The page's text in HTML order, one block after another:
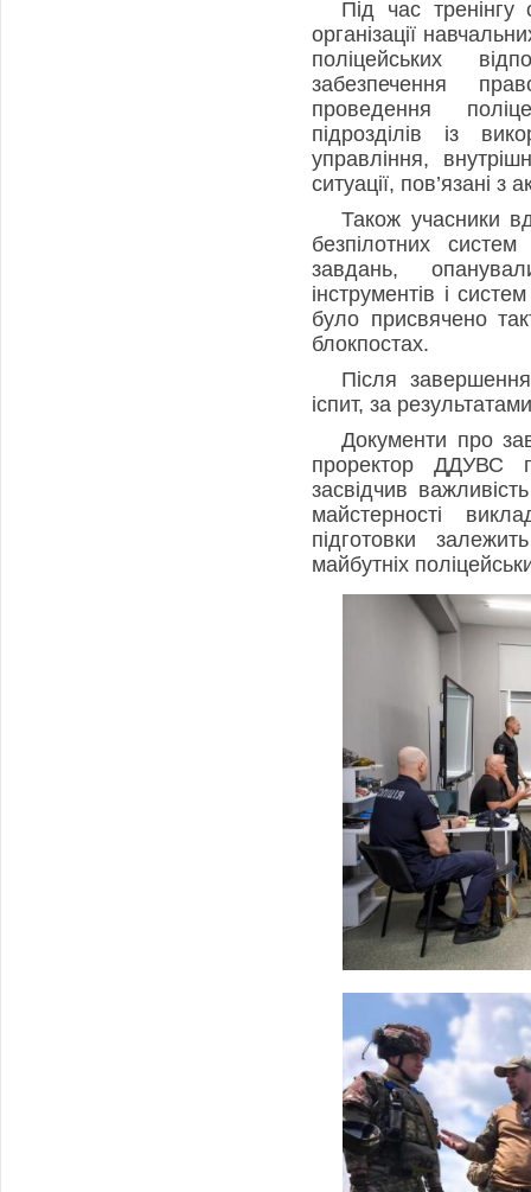
Під час тренінгу
організації
поліцейських
забезпечення
проведення
підрозділів із
управління,
ситуації, пов’язані з
Також учасники
безпілотних
завдань,
інструментів і
було присвячено
блокпостах.
Після
іспит, за
Документи про
проректор ДДУВС
засвідчив
майстерності
підготовки
майбутніх